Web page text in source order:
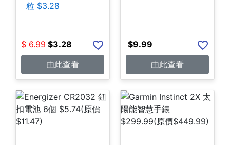
粒 $3.28
$ 6.99 $3.28
由此查看
$9.99
由此查看